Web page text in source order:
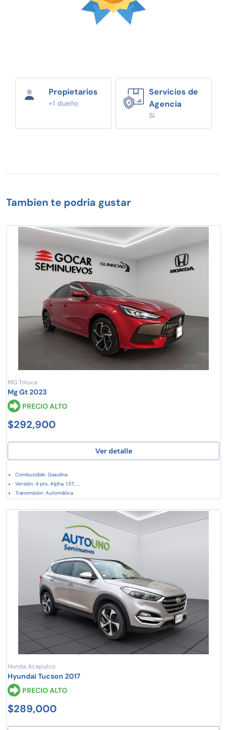
Propietarios
+1 dueño
Servicios de
Agencia
Si
Tambien te podria gustar
MG Toluca
Mg Gt 2023
PRECIO ALTO
$292,900
Ver detalle
Combustible: Gasolina
Versión: 4 pts. Alpha, 1.5T, ...
Transmisión: Automática
Honda Acapulco
Hyundai Tucson 2017
PRECIO ALTO
$289,000